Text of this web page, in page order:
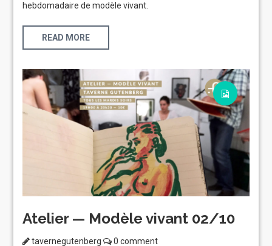
hebdomadaire de modèle vivant.
READ MORE
Atelier — Modèle vivant 02/10
tavernegutenberg 0 comment